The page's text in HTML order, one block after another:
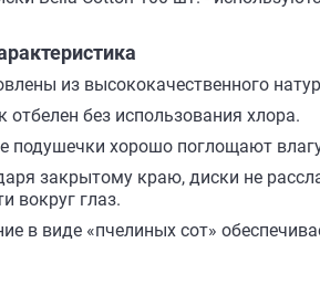
из высококачественного
отбелен без использования хлора.
подушечки хорошо поглощают
закрытому краю, диски не
вокруг глаз.
в виде «пчелиных сот»